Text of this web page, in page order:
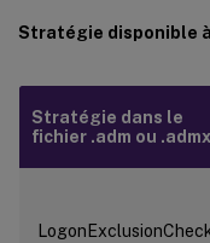
Stratégie disponible
Stratégie dans le
fichier .adm ou .admx